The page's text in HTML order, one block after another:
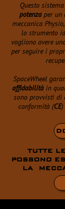
Questo
potenzaper un
meccanica
lo strumento
vogliono avere
per seguire i
SpaceWheel
affidabilità in
sono provvisti di
conformità (CE)
TUTTE
POSSONO
LA